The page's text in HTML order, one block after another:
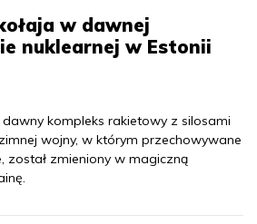
w dawnej
nuklearnej w Estonii
kompleks rakietowy z silosami
wojny, w którym przechowywane
został zmieniony w magiczną